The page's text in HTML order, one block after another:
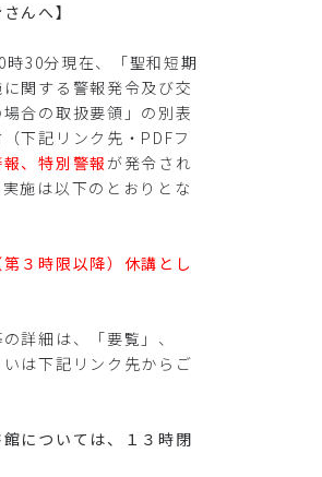
んへ】
30分現在、「聖和短期
関する警報発令及び交
合の取扱要領」の別表
下記リンク先・PDFフ
、特別警報 が発令され
施は以下のとおりとな
３時限以降）休講とし
詳細は、「要覧」、
いは下記リンク先からご
については、１３時閉